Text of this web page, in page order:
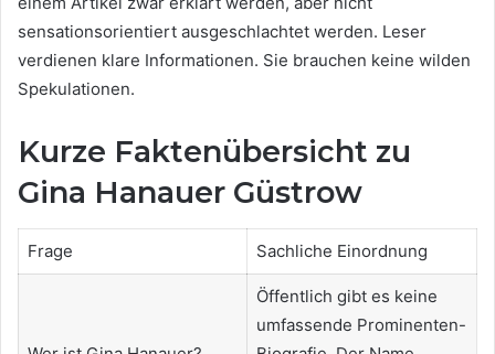
sensationsorientiert ausgeschlachtet werden. Leser
verdienen klare Informationen. Sie brauchen keine wilden
Spekulationen.
Kurze Faktenübersicht zu
Gina Hanauer Güstrow
Frage Sachliche Einordnung
Öffentlich gibt es keine
umfassende Prominenten-